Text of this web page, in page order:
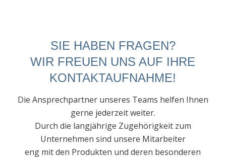
SIE HABEN FRAGEN?
WIR FREUEN UNS AUF IHRE
KONTAKTAUFNAHME!
Die Ansprechpartner unseres Teams helfen Ihnen
gerne jederzeit weiter.
Durch die langjährige Zugehörigkeit zum
Unternehmen sind unsere Mitarbeiter
eng mit den Produkten und deren besonderen